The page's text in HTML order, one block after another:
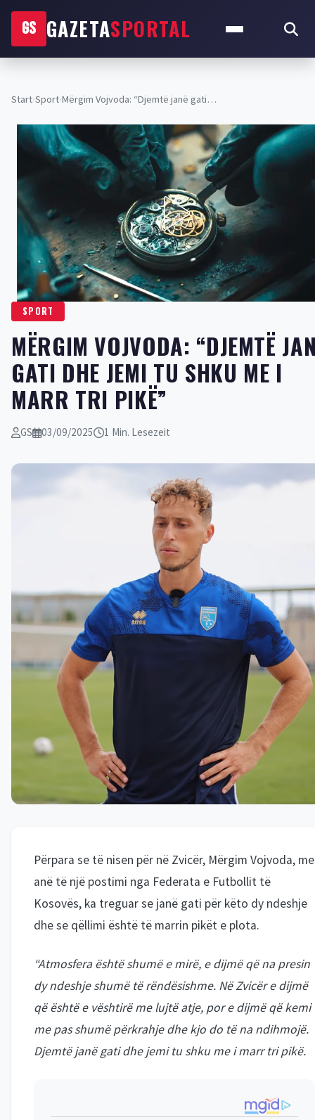
GS GAZETASPORTAL
Start›Sport›Mërgim Vojvoda: “Djemtë janë gati…
SPORT
MËRGIM VOJVODA: “DJEMTË
GATI DHE JEMI TU SHKU ME I
MARR TRI PIKË”
GS 03/09/2025 1 Min. Lesezeit
Përpara se të nisen për në Zvicër, Mërgim Vojvoda, me
anë të një postimi nga Federata e Futbollit të
Kosovës, ka treguar se janë gati për këto dy ndeshje
dhe se qëllimi është të marrin pikët e plota.
“Atmosfera është shumë e mirë, e dijmë që na presin
dy ndeshje shumë të rëndësishme. Në Zvicër e dijmë
që është e vështirë me lujtë atje, por e dijmë që kemi
me pas shumë përkrahje dhe kjo do të na ndihmojë.
Djemtë janë gati dhe jemi tu shku me i marr tri pikë.